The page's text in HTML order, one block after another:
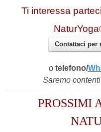
Ti interessa
Contattaci per
o telefono/
Saremo
PROSSIMI